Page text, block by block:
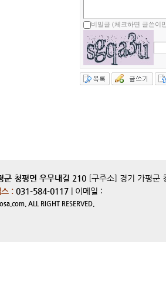
비밀글 (체크하면 글쓴이
군 청평면 우무내길 210 [구주소] 경기 가평군
: 031-584-0117 | 이메일 :
ALL RIGHT RESERVED.